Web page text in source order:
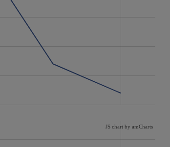
JS chart by amCharts